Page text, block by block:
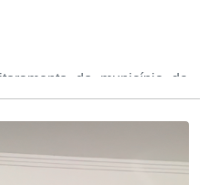
do município de
neste fim de semana,
com indícios de
a central de
a Guarda Civil Municipal,
foi comprovada,
a motocicleta, bem